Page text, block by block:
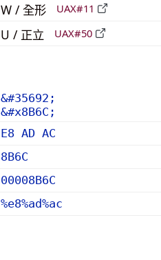
W / 全形 UAX#11
U / 正立 UAX#50
&#35692;
&#x8B6C;
E8 AD AC
8B6C
00008B6C
%e8%ad%ac